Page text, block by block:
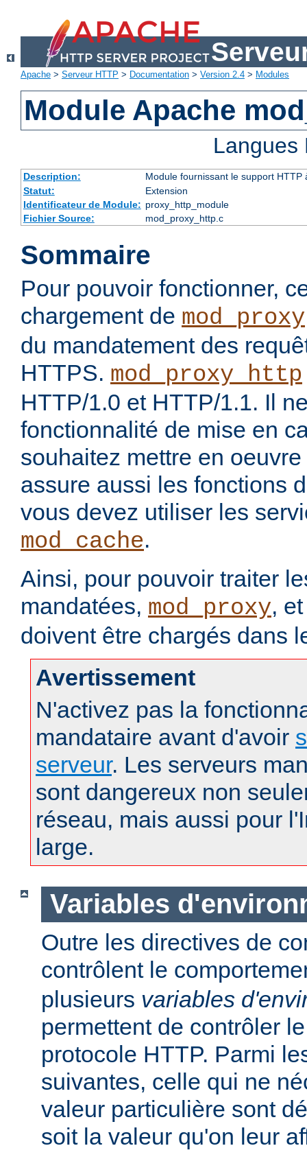
Apache > Serveur HTTP > Documentation > Version 2.4 > Modules
Module Apache
Description:
Module fournissant le support HTTP
Statut:
Extension
Identificateur de Module: proxy_http_module
Fichier Source:
mod_proxy_http.c
Sommaire
Pour pouvoir fonctionner,
chargement de mod_proxy
du mandatement des
HTTPS. mod_proxy_http
HTTP/1.0 et HTTP/1.1. Il
fonctionnalité de mise en
souhaitez mettre en
assure aussi les fonctions
vous devez utiliser les
mod_cache.
Ainsi, pour pouvoir traiter
mandatées, mod_proxy,
doivent être chargés dans
Avertissement
N'activez pas la
mandataire avant d'avoir
serveur. Les serveurs
sont dangereux non
réseau, mais aussi pour
large.
Variables
Outre les directives de
contrôlent le
plusieurs variables
permettent de contrôler
protocole HTTP. Parmi
suivantes, celle qui ne
valeur particulière sont
soit la valeur qu'on leur